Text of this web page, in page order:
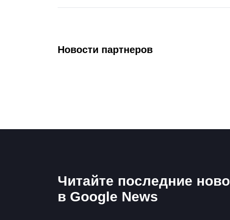
Новости партнеров
Читайте последние
в Google News